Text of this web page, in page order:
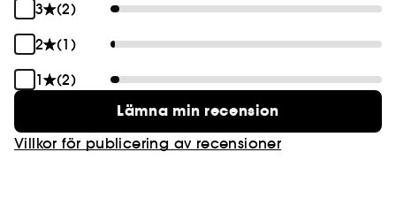
3
(2)
2
(1)
1
(2)
Lämna min recension
Villkor för publicering av recensioner